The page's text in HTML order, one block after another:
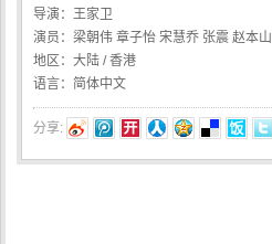
导演： 王家卫
演员： 梁朝伟 章子怡 宋慧乔 张震 赵本山
地区： 大陆 / 香港
语言： 简体中文
分享: